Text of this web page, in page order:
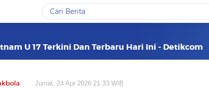
U 17 Terkini Dan Terbaru Hari Ini - Detikcom
Jumat, 24 Apr 2026 21:33 WIB